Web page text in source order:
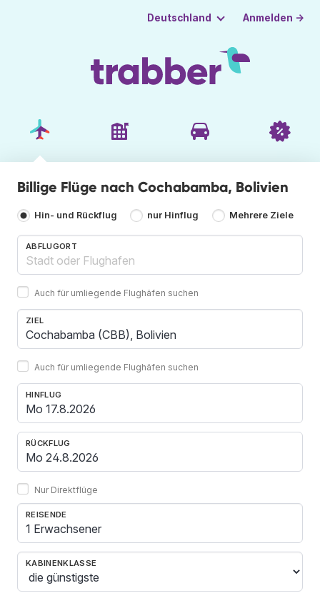
Deutschland Anmelden →
Billige Flüge nach Cochabamba, Bolivien
Hin- und Rückflug nur Hinflug Mehrere Ziele
ABFLUGORT
Auch für umliegende Flughäfen suchen
ZIEL
Auch für umliegende Flughäfen suchen
HINFLUG
RÜCKFLUG
Nur Direktflüge
REISENDE
1 Erwachsener
KABINENKLASSE